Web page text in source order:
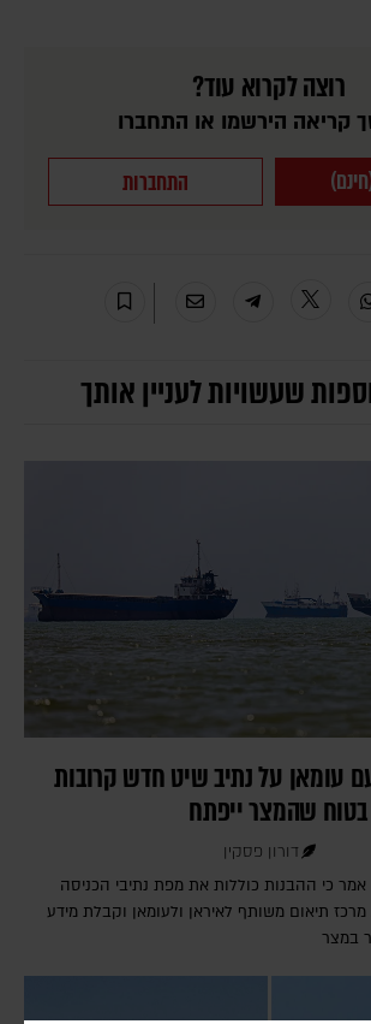
רוצה לקרוא עוד?
קריאה הירשמו או התחברו
התחברות
שעשויות לעניין אותך
עומאן על נתיב שיט חדש קרובות
שהמצר ייפתח
דורון פסקין
אמר כי ההבנות כוללות את מפת נתיבי הכניסה
תיאום משותף לאיראן ולעומאן וקבלת מידע
במצר